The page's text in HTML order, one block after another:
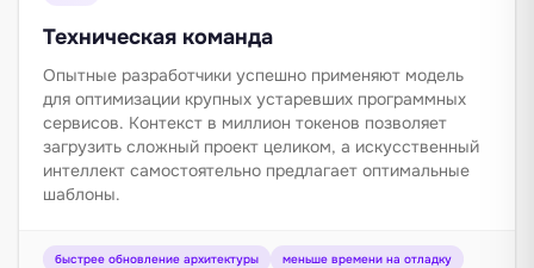
Техническая команда
Опытные разработчики успешно применяют модель
для оптимизации крупных устаревших программных
сервисов. Контекст в миллион токенов позволяет
загрузить сложный проект целиком, а искусственный
интеллект самостоятельно предлагает оптимальные
шаблоны.
быстрее обновление архитектуры
меньше времени на отладку